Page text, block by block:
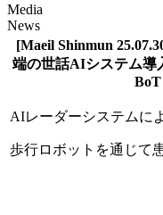
Media
News
[Maeil Shinmun
端の世話AIシステム導
BoT
AIレーダーシステムに
歩行ロボットを通じて